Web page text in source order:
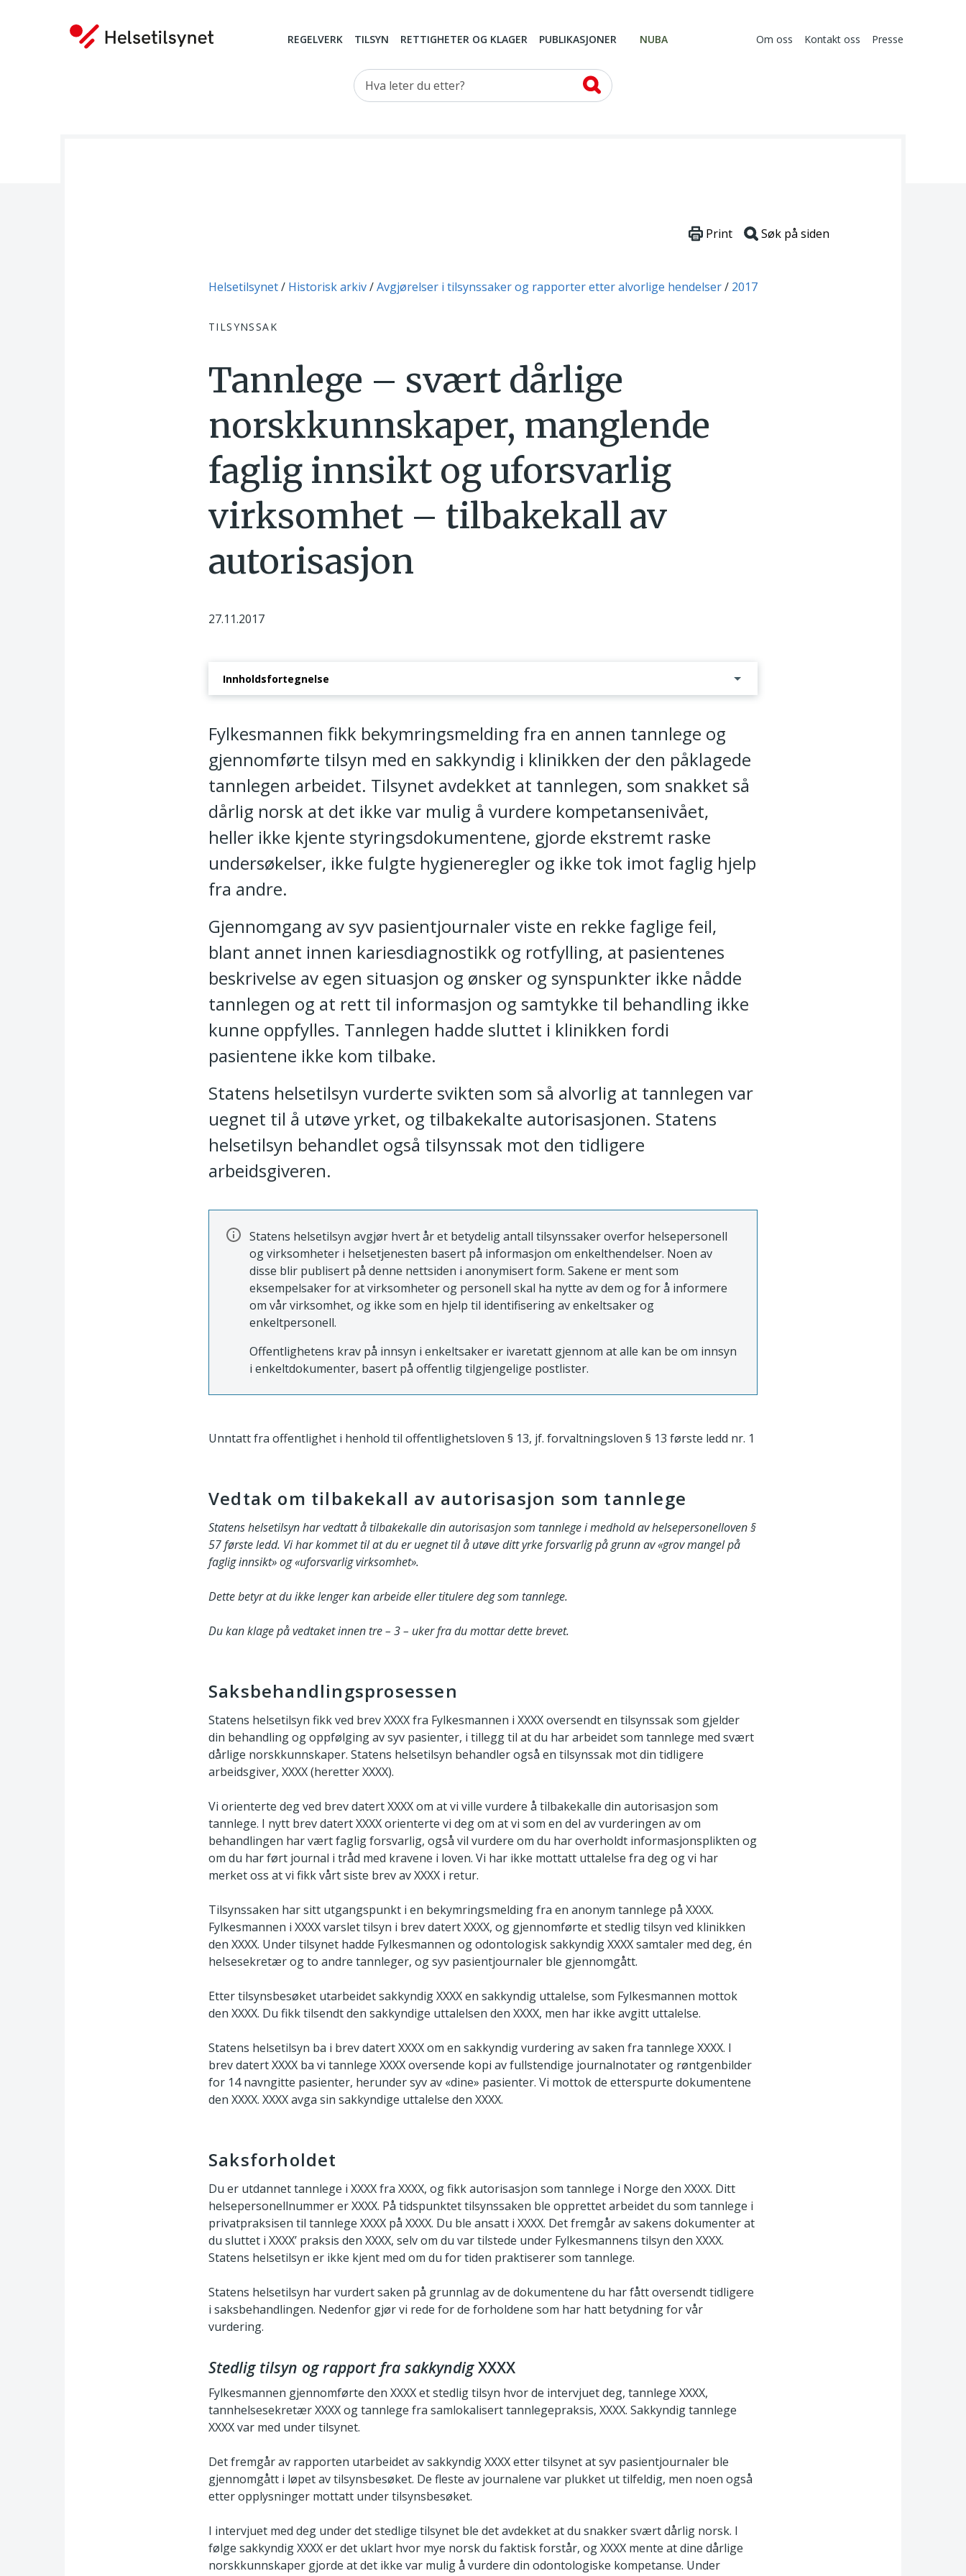
REGELVERK TILSYN RETTIGHETER OG KLAGER PUBLIKASJONER NUBA Om oss Kontakt oss Presse
Hva leter du etter?
Du er her:
Helsetilsynet Historisk arkiv Avgjørelser i tilsynssaker og rapporter etter alvorlige hendelser 2017
TILSYNSSAK
Print Søk på siden
Tannlege – svært dårlige
norskkunnskaper, manglende
faglig innsikt og uforsvarlig
virksomhet – tilbakekall av
autorisasjon
27.11.2017
Innholdsfortegnelse
Fylkesmannen fikk bekymringsmelding fra en annen tannlege og
gjennomførte tilsyn med en sakkyndig i klinikken der den påklagede
tannlegen arbeidet. Tilsynet avdekket at tannlegen, som snakket så
dårlig norsk at det ikke var mulig å vurdere kompetansenivået,
heller ikke kjente styringsdokumentene, gjorde ekstremt raske
undersøkelser, ikke fulgte hygieneregler og ikke tok imot faglig hjelp
fra andre.
Gjennomgang av syv pasientjournaler viste en rekke faglige feil,
blant annet innen kariesdiagnostikk og rotfylling, at pasientenes
beskrivelse av egen situasjon og ønsker og synspunkter ikke nådde
tannlegen og at rett til informasjon og samtykke til behandling ikke
kunne oppfylles. Tannlegen hadde sluttet i klinikken fordi
pasientene ikke kom tilbake.
Statens helsetilsyn vurderte svikten som så alvorlig at tannlegen var
uegnet til å utøve yrket, og tilbakekalte autorisasjonen. Statens
helsetilsyn behandlet også tilsynssak mot den tidligere
arbeidsgiveren.
Statens helsetilsyn avgjør hvert år et betydelig antall tilsynssaker overfor helsepersonell
og virksomheter i helsetjenesten basert på informasjon om enkelthendelser. Noen av
disse blir publisert på denne nettsiden i anonymisert form. Sakene er ment som
eksempelsaker for at virksomheter og personell skal ha nytte av dem og for å informere
om vår virksomhet, og ikke som en hjelp til identifisering av enkeltsaker og
enkeltpersonell.
Offentlighetens krav på innsyn i enkeltsaker er ivaretatt gjennom at alle kan be om innsyn
i enkeltdokumenter, basert på offentlig tilgjengelige postlister.
Unntatt fra offentlighet i henhold til offentlighetsloven § 13, jf. forvaltningsloven § 13 første ledd nr. 1
Vedtak om tilbakekall av autorisasjon som tannlege
Statens helsetilsyn har vedtatt å tilbakekalle din autorisasjon som tannlege i medhold av helsepersonelloven §
57 første ledd. Vi har kommet til at du er uegnet til å utøve ditt yrke forsvarlig på grunn av «grov mangel på
faglig innsikt» og «uforsvarlig virksomhet».
Dette betyr at du ikke lenger kan arbeide eller titulere deg som tannlege.
Du kan klage på vedtaket innen tre – 3 – uker fra du mottar dette brevet.
Saksbehandlingsprosessen
Statens helsetilsyn fikk ved brev XXXX fra Fylkesmannen i XXXX oversendt en tilsynssak som gjelder
din behandling og oppfølging av syv pasienter, i tillegg til at du har arbeidet som tannlege med svært
dårlige norskkunnskaper. Statens helsetilsyn behandler også en tilsynssak mot din tidligere
arbeidsgiver, XXXX (heretter XXXX).
Vi orienterte deg ved brev datert XXXX om at vi ville vurdere å tilbakekalle din autorisasjon som
tannlege. I nytt brev datert XXXX orienterte vi deg om at vi som en del av vurderingen av om
behandlingen har vært faglig forsvarlig, også vil vurdere om du har overholdt informasjonsplikten og
om du har ført journal i tråd med kravene i loven. Vi har ikke mottatt uttalelse fra deg og vi har
merket oss at vi fikk vårt siste brev av XXXX i retur.
Tilsynssaken har sitt utgangspunkt i en bekymringsmelding fra en anonym tannlege på XXXX.
Fylkesmannen i XXXX varslet tilsyn i brev datert XXXX, og gjennomførte et stedlig tilsyn ved klinikken
den XXXX. Under tilsynet hadde Fylkesmannen og odontologisk sakkyndig XXXX samtaler med deg, én
helsesekretær og to andre tannleger, og syv pasientjournaler ble gjennomgått.
Etter tilsynsbesøket utarbeidet sakkyndig XXXX en sakkyndig uttalelse, som Fylkesmannen mottok
den XXXX. Du fikk tilsendt den sakkyndige uttalelsen den XXXX, men har ikke avgitt uttalelse.
Statens helsetilsyn ba i brev datert XXXX om en sakkyndig vurdering av saken fra tannlege XXXX. I
brev datert XXXX ba vi tannlege XXXX oversende kopi av fullstendige journalnotater og røntgenbilder
for 14 navngitte pasienter, herunder syv av «dine» pasienter. Vi mottok de etterspurte dokumentene
den XXXX. XXXX avga sin sakkyndige uttalelse den XXXX.
Saksforholdet
Du er utdannet tannlege i XXXX fra XXXX, og fikk autorisasjon som tannlege i Norge den XXXX. Ditt
helsepersonellnummer er XXXX. På tidspunktet tilsynssaken ble opprettet arbeidet du som tannlege i
privatpraksisen til tannlege XXXX på XXXX. Du ble ansatt i XXXX. Det fremgår av sakens dokumenter at
du sluttet i XXXX’ praksis den XXXX, selv om du var tilstede under Fylkesmannens tilsyn den XXXX.
Statens helsetilsyn er ikke kjent med om du for tiden praktiserer som tannlege.
Statens helsetilsyn har vurdert saken på grunnlag av de dokumentene du har fått oversendt tidligere
i saksbehandlingen. Nedenfor gjør vi rede for de forholdene som har hatt betydning for vår
vurdering.
Stedlig tilsyn og rapport fra sakkyndigXXXX
Fylkesmannen gjennomførte den XXXX et stedlig tilsyn hvor de intervjuet deg, tannlege XXXX,
tannhelsesekretær XXXX og tannlege fra samlokalisert tannlegepraksis, XXXX. Sakkyndig tannlege
XXXX var med under tilsynet.
Det fremgår av rapporten utarbeidet av sakkyndig XXXX etter tilsynet at syv pasientjournaler ble
gjennomgått i løpet av tilsynsbesøket. De fleste av journalene var plukket ut tilfeldig, men noen også
etter opplysninger mottatt under tilsynsbesøket.
I intervjuet med deg under det stedlige tilsynet ble det avdekket at du snakker svært dårlig norsk. I
følge sakkyndig XXXX er det uklart hvor mye norsk du faktisk forstår, og XXXX mente at dine dårlige
norskkunnskaper gjorde at det ikke var mulig å vurdere din odontologiske kompetanse. Under